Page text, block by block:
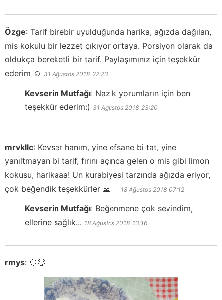
Özge: Tarif birebir uyulduğunda harika, ağızda dağılan,
mis kokulu bir lezzet çıkıyor ortaya. Porsiyon olarak da
oldukça bereketli bir tarif. Paylaşımınız için teşekkür
ederim ☺️ 31 Ağustos 2018 22:23
Kevserin Mutfağı: Nazik yorumların için ben
teşekkür ederim:) 31 Ağustos 2018 23:20
mrvkllc: Kevser hanım, yine efsane bi tat, yine
yanıltmayan bi tarif, fırını açınca gelen o mis gibi limon
kokusu, harikaaa! Un kurabiyesi tarzında ağızda eriyor,
çok beğendik teşekkürler 🙏🏻 18 Ağustos 2018 07:12
Kevserin Mutfağı: Beğenmene çok sevindim,
ellerine sağlık... 18 Ağustos 2018 13:16
rmys: 🍋😋